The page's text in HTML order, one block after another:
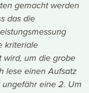
gemacht werden
das die
kriteriale
wird, um die grobe
lese einen Aufsatz
eine 2. Um